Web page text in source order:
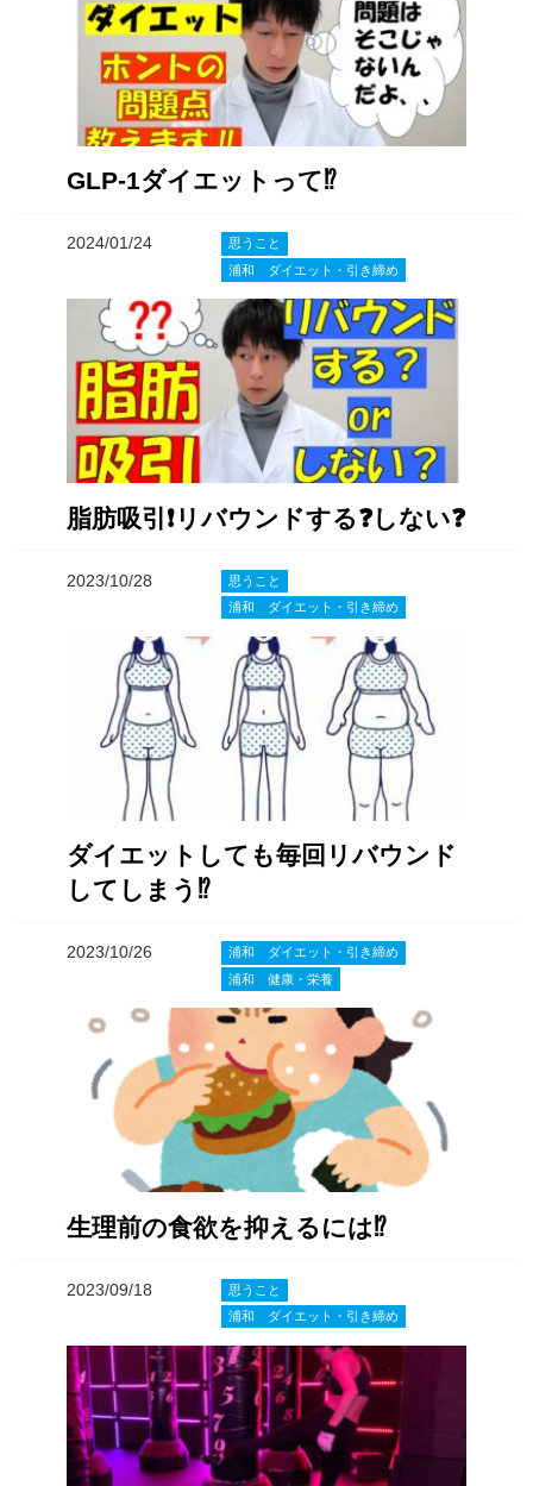
GLP-1ダイエットって⁉️
2024/01/24
思うこと
浦和 ダイエット・引き締め
脂肪吸引❗️リバウンドする❓しない❓
2023/10/28
思うこと
浦和 ダイエット・引き締め
ダイエットしても毎回リバウンド
してしまう⁉️
2023/10/26
浦和 ダイエット・引き締め
浦和 健康・栄養
生理前の食欲を抑えるには⁉️
2023/09/18
思うこと
浦和 ダイエット・引き締め